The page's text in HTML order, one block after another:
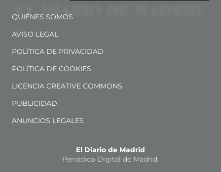
QUIÉNES SOMOS
AVISO LEGAL
POLÍTICA DE PRIVACIDAD
POLÍTICA DE COOKIES
LICENCIA CREATIVE COMMONS
PUBLICIDAD
ANUNCIOS LEGALES
El Diario de Madrid
Periódico Digital de Madrid.